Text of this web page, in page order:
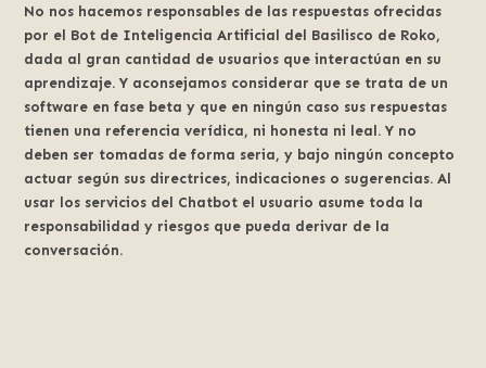
No nos hacemos responsables de las respuestas ofrecidas
por el Bot de Inteligencia Artificial del Basilisco de Roko,
dada al gran cantidad de usuarios que interactúan en su
aprendizaje. Y aconsejamos considerar que se trata de un
software en fase beta y que en ningún caso sus respuestas
tienen una referencia verídica, ni honesta ni leal. Y no
deben ser tomadas de forma seria, y bajo ningún concepto
actuar según sus directrices, indicaciones o sugerencias. Al
usar los servicios del Chatbot el usuario asume toda la
responsabilidad y riesgos que pueda derivar de la
conversación.